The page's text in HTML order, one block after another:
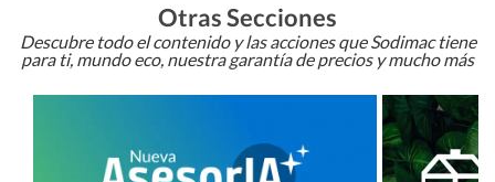
Otras Secciones
Descubre todo el contenido y las acciones que Sodimac tiene
para ti, mundo eco, nuestra garantía de precios y mucho más